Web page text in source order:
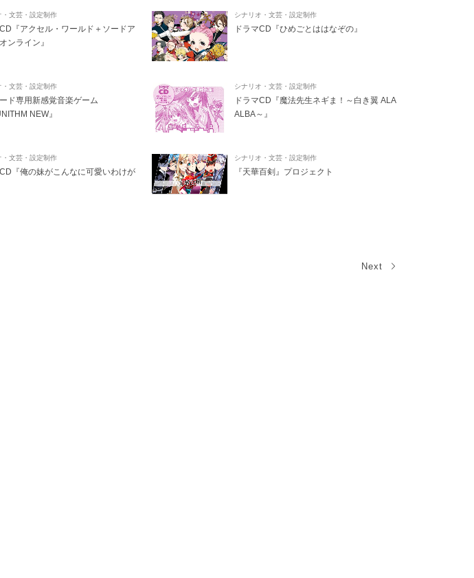
・文芸・設定制作
『アクセル・ワールド＋ソードア
ンライン』
シナリオ・文芸・設定制作
ドラマCD『ひめごとははなぞの』
・文芸・設定制作
ド専用新感覚音楽ゲーム
NEW』
シナリオ・文芸・設定制作
ドラマCD『魔法先生ネギま！～白き翼 ALA
ALBA～』
・文芸・設定制作
『俺の妹がこんなに可愛いわけが
シナリオ・文芸・設定制作
『天華百剣』プロジェクト
Next